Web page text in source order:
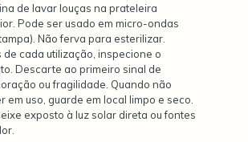
de lavar louças na prateleira
Pode ser usado em micro-ondas
Não ferva para esterilizar.
de cada utilização, inspecione o
Descarte ao primeiro sinal de
ou fragilidade. Quando não
em uso, guarde em local limpo e seco.
exposto à luz solar direta ou fontes